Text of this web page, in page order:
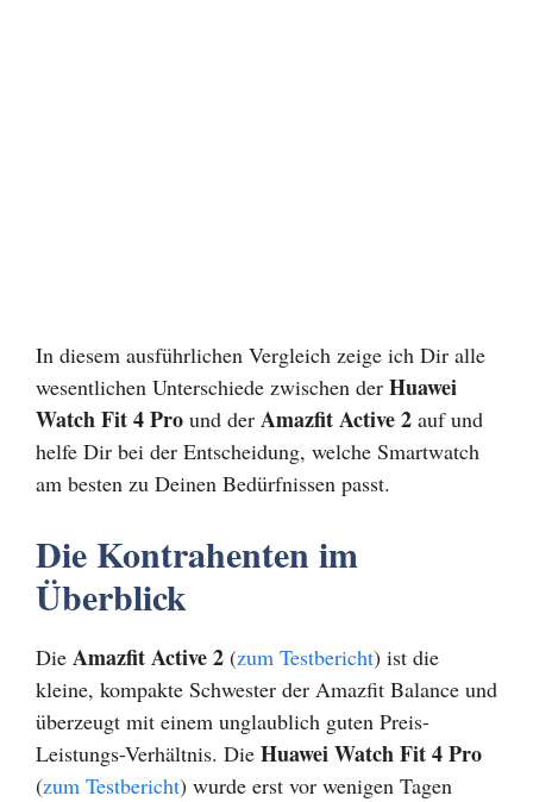
In diesem ausführlichen Vergleich zeige ich Dir alle
wesentlichen Unterschiede zwischen der Huawei
Watch Fit 4 Pro und der Amazfit Active 2 auf und
helfe Dir bei der Entscheidung, welche Smartwatch
am besten zu Deinen Bedürfnissen passt.
Die Kontrahenten im
Überblick
Die Amazfit Active 2 (zum Testbericht) ist die
kleine, kompakte Schwester der Amazfit Balance und
überzeugt mit einem unglaublich guten Preis-
Leistungs-Verhältnis. Die Huawei Watch Fit 4 Pro
(zum Testbericht) wurde erst vor wenigen Tagen